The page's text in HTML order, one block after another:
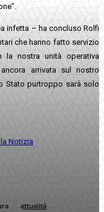
infetta – ha concluso Rolfi
che hanno fatto servizio
la nostra unità operativa
arrivata sul nostro
Stato purtroppo sarà solo
Notizia
attualità